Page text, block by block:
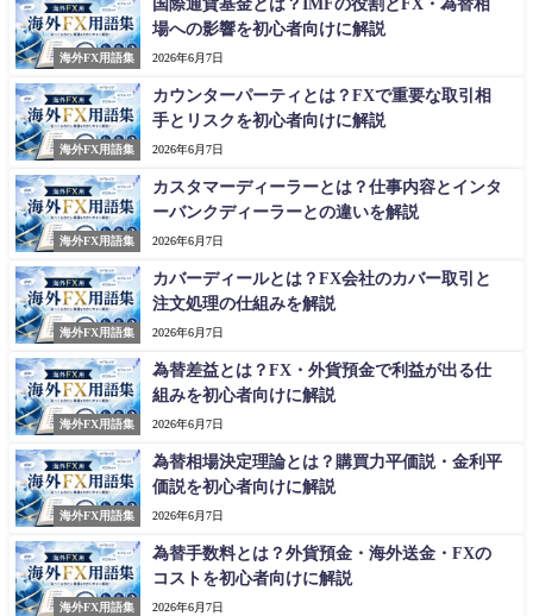
海外FX用語集
国際通貨基金とは？IMFの役割とFX・為替相
場への影響を初心者向けに解説
2026年6月7日
海外FX用語集
カウンターパーティとは？FXで重要な取引相
手とリスクを初心者向けに解説
2026年6月7日
海外FX用語集
カスタマーディーラーとは？仕事内容とインタ
ーバンクディーラーとの違いを解説
2026年6月7日
海外FX用語集
カバーディールとは？FX会社のカバー取引と
注文処理の仕組みを解説
2026年6月7日
海外FX用語集
為替差益とは？FX・外貨預金で利益が出る仕
組みを初心者向けに解説
2026年6月7日
海外FX用語集
為替相場決定理論とは？購買力平価説・金利平
価説を初心者向けに解説
2026年6月7日
海外FX用語集
為替手数料とは？外貨預金・海外送金・FXの
コストを初心者向けに解説
2026年6月7日